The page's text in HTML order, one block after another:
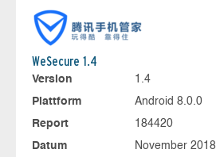
WeSecure 1.4
Version
1.4
Plattform
Android 8.0.0
Report
184420
Datum
November 2018